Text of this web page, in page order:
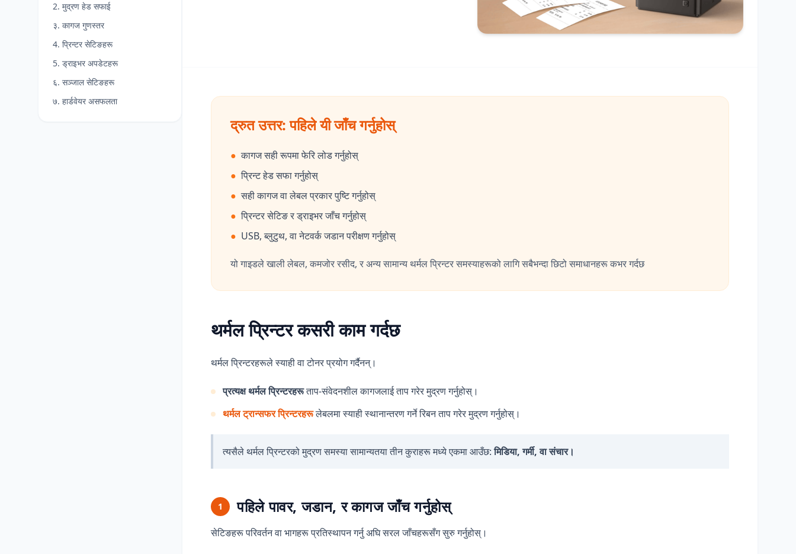
2. मुद्रण हेड सफाई
३. कागज गुणस्तर
4. प्रिन्टर सेटिङहरू
5. ड्राइभर अपडेटहरू
६. सञ्जाल सेटिङहरू
७. हार्डवेयर असफलता
द्रुत उत्तर: पहिले यी जाँच गर्नुहोस्
● कागज सही रूपमा फेरि लोड गर्नुहोस्
● प्रिन्ट हेड सफा गर्नुहोस्
● सही कागज वा लेबल प्रकार पुष्टि गर्नुहोस्
● प्रिन्टर सेटिङ र ड्राइभर जाँच गर्नुहोस्
● USB, ब्लुटुथ, वा नेटवर्क जडान परीक्षण गर्नुहोस्
यो गाइडले खाली लेबल, कमजोर रसीद, र अन्य सामान्य थर्मल प्रिन्टर समस्याहरूको लागि सबैभन्दा छिटो समाधानहरू कभर गर्दछ
थर्मल प्रिन्टर कसरी काम गर्दछ
थर्मल प्रिन्टरहरूले स्याही वा टोनर प्रयोग गर्दैनन्।
प्रत्यक्ष थर्मल प्रिन्टरहरूताप-संवेदनशील कागजलाई ताप गरेर मुद्रण गर्नुहोस्।
थर्मल ट्रान्सफर प्रिन्टरहरूलेबलमा स्याही स्थानान्तरण गर्ने रिबन ताप गरेर मुद्रण गर्नुहोस्।
त्यसैले थर्मल प्रिन्टरको मुद्रण समस्या सामान्यतया तीन कुराहरू मध्ये एकमा आउँछ:मिडिया, गर्मी, वा संचार।
1 पहिले पावर, जडान, र कागज जाँच गर्नुहोस्
सेटिङहरू परिवर्तन वा भागहरू प्रतिस्थापन गर्नु अघि सरल जाँचहरूसँग सुरु गर्नुहोस्।